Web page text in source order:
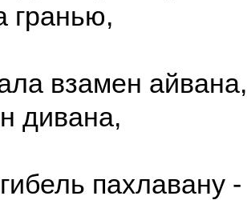
гранью,
взамен
дивана,
пахлавану